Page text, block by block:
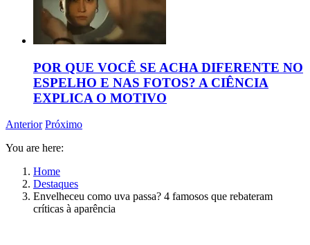
POR QUE VOCÊ SE ACHA DIFERENTE NO
ESPELHO E NAS FOTOS? A CIÊNCIA
EXPLICA O MOTIVO
Anterior Próximo
You are here:
Home
Destaques
Envelheceu como uva passa? 4 famosos que rebateram
críticas à aparência